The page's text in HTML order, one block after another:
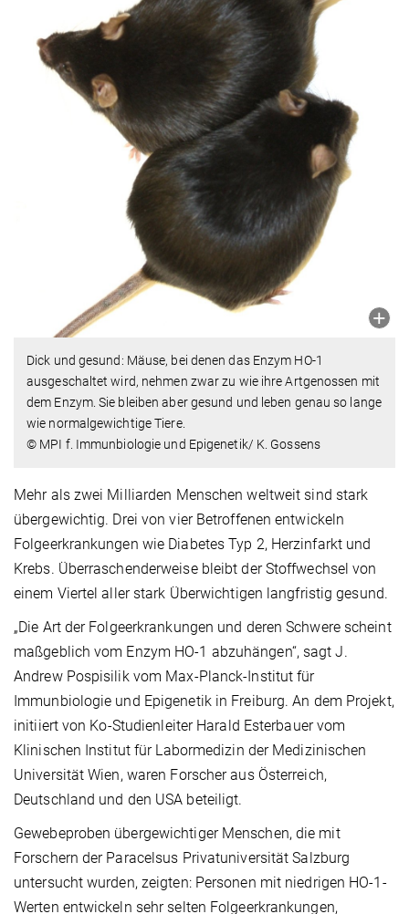
Dick und gesund: Mäuse, bei denen das Enzym HO-1
ausgeschaltet wird, nehmen zwar zu wie ihre Artgenossen mit
dem Enzym. Sie bleiben aber gesund und leben genau so lange
wie normalgewichtige Tiere.
© MPI f. Immunbiologie und Epigenetik/ K. Gossens
Mehr als zwei Milliarden Menschen weltweit sind stark
übergewichtig. Drei von vier Betroffenen entwickeln
Folgeerkrankungen wie Diabetes Typ 2, Herzinfarkt und
Krebs. Überraschenderweise bleibt der Stoffwechsel von
einem Viertel aller stark Überwichtigen langfristig gesund.
„Die Art der Folgeerkrankungen und deren Schwere scheint
maßgeblich vom Enzym HO-1 abzuhängen“, sagt J.
Andrew Pospisilik vom Max-Planck-Institut für
Immunbiologie und Epigenetik in Freiburg. An dem Projekt,
initiiert von Ko-Studienleiter Harald Esterbauer vom
Klinischen Institut für Labormedizin der Medizinischen
Universität Wien, waren Forscher aus Österreich,
Deutschland und den USA beteiligt.
Gewebeproben übergewichtiger Menschen, die mit
Forschern der Paracelsus Privatuniversität Salzburg
untersucht wurden, zeigten: Personen mit niedrigen HO-1-
Werten entwickeln sehr selten Folgeerkrankungen,